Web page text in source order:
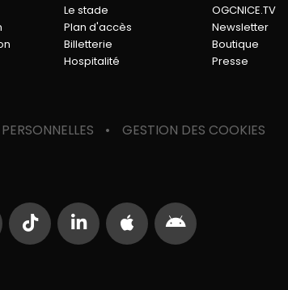
Le stade
Plan d'accès
Billetterie
Hospitalité
OGCNICE.TV
Newsletter
Boutique
Presse
GESTION DES COOKIES